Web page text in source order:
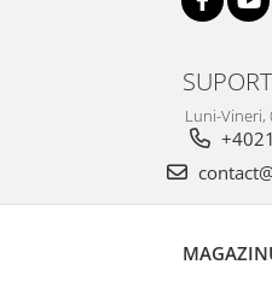
Luni-Vineri,